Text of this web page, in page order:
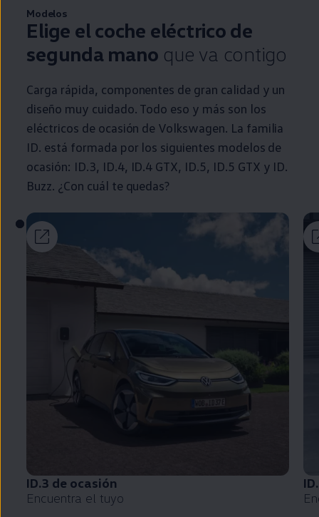
Modelos
Elige el coche eléctrico de
segunda mano que va contigo
Carga rápida, componentes de gran calidad y un
diseño muy cuidado. Todo eso y más son los
eléctricos de ocasión de Volkswagen. La familia
ID. está formada por los siguientes modelos de
ocasión: ID.3, ID.4, ID.4 GTX, ID.5, ID.5 GTX y ID.
Buzz. ¿Con cuál te quedas?
ID.3 de ocasión
Encuentra el tuyo